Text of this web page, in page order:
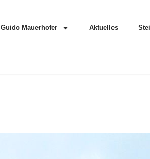
Guido Mauerhofer Aktuelles